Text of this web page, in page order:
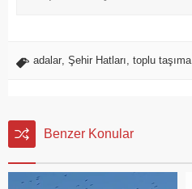
adalar, Şehir Hatları, toplu taşıma
Benzer Konular